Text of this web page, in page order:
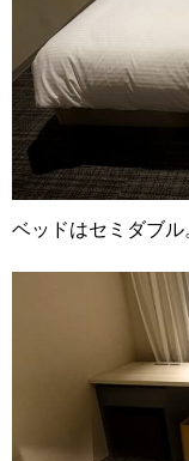
ベッドはセミダブル